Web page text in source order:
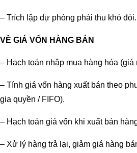
– Trích lập dự phòng phải thu khó đòi.
VỀ GIÁ VỐN HÀNG BÁN
– Hạch toán nhập mua hàng hóa (giá
– Tính giá vốn hàng xuất bán theo
gia quyền / FIFO).
– Hạch toán giá vốn khi xuất bán
– Xử lý hàng trả lại, giảm giá hàng